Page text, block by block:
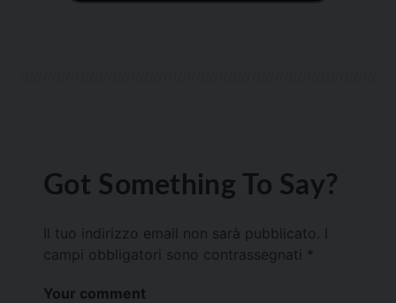
Got Something To Say?
Il tuo indirizzo email non sarà pubblicato.
campi obbligatori sono contrassegnati *
Your comment